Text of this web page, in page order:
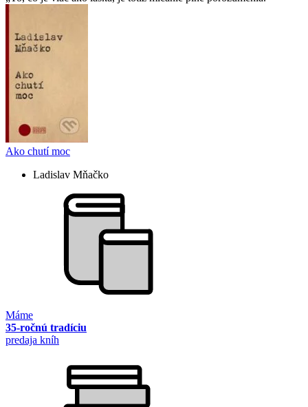
Ako chutí moc
Ladislav Mňačko
Máme
35-ročnú tradíciu
predaja kníh